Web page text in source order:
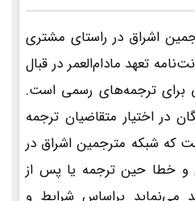
اشراق در راستای مشتری
تعهد مادام‌العمر در قبال
برای ترجمه‌های رسمی است.
در اختیار متقاضیان ترجمه
که شبکه مترجمین اشراق در
و خطا حین ترجمه یا پس از
می‌نماید براساس شرایط و